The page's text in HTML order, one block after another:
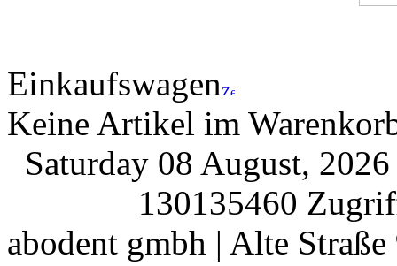
Einkaufswagen
Keine Artikel im
Saturday 08 August,
130135460
abodent gmbh | Alte